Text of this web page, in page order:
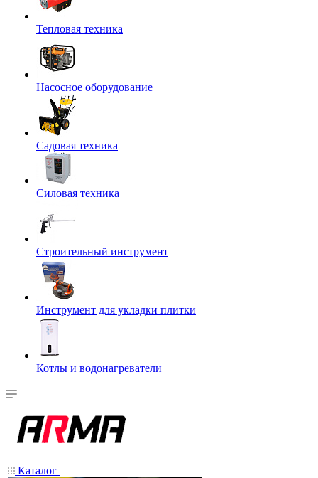
Тепловая техника
Насосное оборудование
Садовая техника
Силовая техника
Строительный инструмент
Инструмент для укладки плитки
Котлы и водонагреватели
Каталог